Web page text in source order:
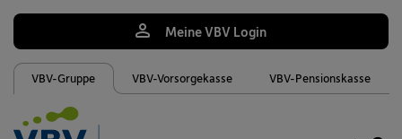
VBV-Gruppe VBV-Vorsorgekasse VBV-Pensionskasse
Meine VBV Login